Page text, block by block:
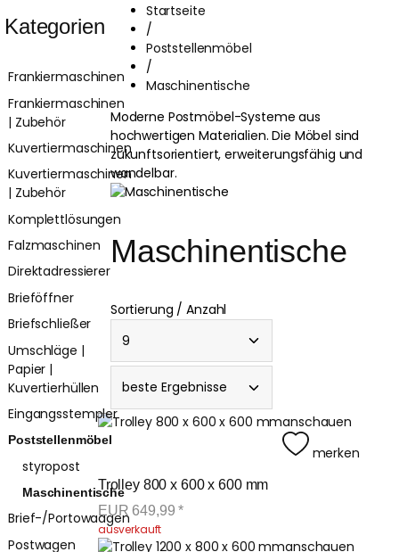
Startseite
/
Poststellenmöbel
/
Maschinentische
Moderne Postmöbel-Systeme aus
hochwertigen Materialien. Die Möbel sind
zukunftsorientiert, erweiterungsfähig und
wandelbar.
Maschinentische
Sortierung / Anzahl
anschauen
merken
Trolley 800 x 600 x 600 mm
EUR 649,99 *
ausverkauft
anschauen
Kategorien
Frankiermaschinen
Frankiermaschinen
| Zubehör
Kuvertiermaschinen
Kuvertiermaschinen
| Zubehör
Komplettlösungen
Falzmaschinen
Direktadressierer
Brieföffner
Briefschließer
Umschläge |
Papier |
Kuvertierhüllen
Eingangsstempler
Poststellenmöbel
styropost
Maschinentische
Brief-/Portowaagen
Postwagen